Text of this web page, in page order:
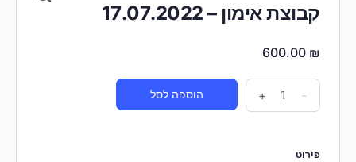
קבוצת אימון – 17.07.2022
600.00 ₪
-
+ הוספה לסל
פירוט